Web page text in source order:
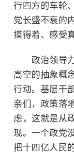
行四方的车轮
党长盛不衰的
摸得着、感受
政治领导力
高空的抽象概
行动。基层干
亲们，政策落
虑，这就是从
现。一个政党
把十四亿人民